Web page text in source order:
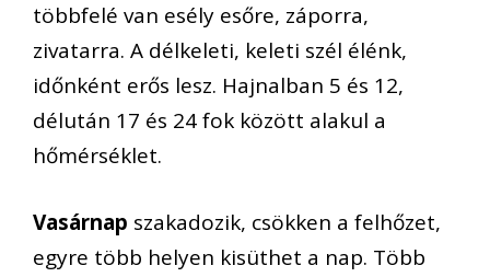
többfelé van esély esőre, záporra,
zivatarra. A délkeleti, keleti szél élénk,
időnként erős lesz. Hajnalban 5 és 12,
délután 17 és 24 fok között alakul a
hőmérséklet.
Vasárnap szakadozik, csökken a felhőzet,
egyre több helyen kisüthet a nap. Több